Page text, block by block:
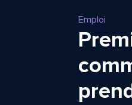
Emploi